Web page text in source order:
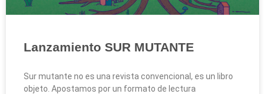
Lanzamiento SUR MUTANTE
Sur mutante no es una revista convencional, es un libro
objeto. Apostamos por un formato de lectura